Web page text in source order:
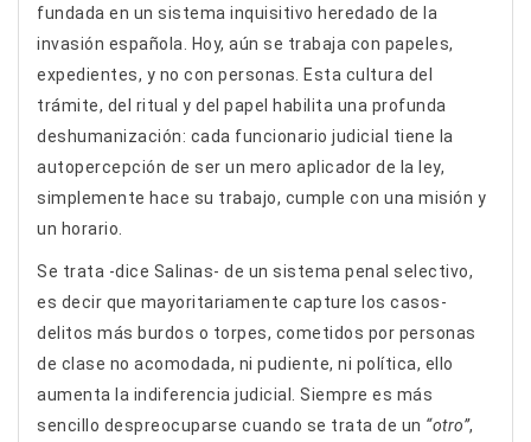
fundada en un sistema inquisitivo heredado de la
invasión española. Hoy, aún se trabaja con papeles,
expedientes, y no con personas. Esta cultura del
trámite, del ritual y del papel habilita una profunda
deshumanización: cada funcionario judicial tiene la
autopercepción de ser un mero aplicador de la ley,
simplemente hace su trabajo, cumple con una misión y
un horario.
Se trata -dice Salinas- de un sistema penal selectivo,
es decir que mayoritariamente capture los casos-
delitos más burdos o torpes, cometidos por personas
de clase no acomodada, ni pudiente, ni política, ello
aumenta la indiferencia judicial. Siempre es más
sencillo despreocuparse cuando se trata de un “otro”,